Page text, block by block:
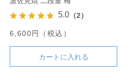
5.0 （2）
6,600円（税込）
カートに入れる